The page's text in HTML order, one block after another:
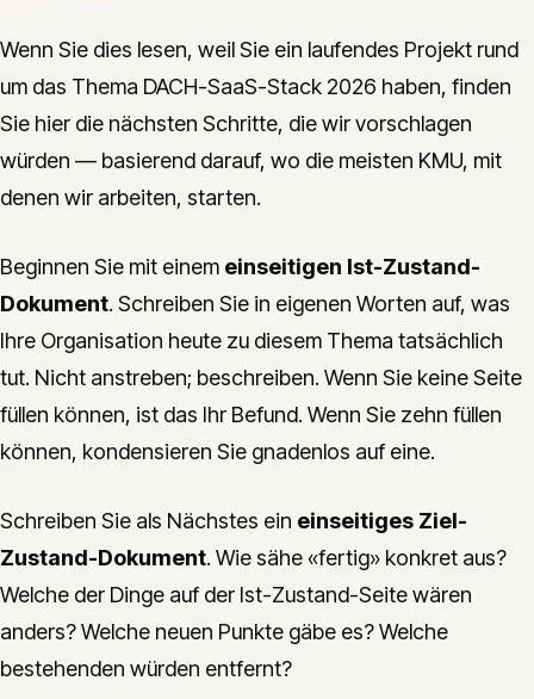
Wenn Sie dies lesen, weil Sie ein laufendes Projekt rund
um das Thema DACH-SaaS-Stack 2026 haben, finden
Sie hier die nächsten Schritte, die wir vorschlagen
würden — basierend darauf, wo die meisten KMU, mit
denen wir arbeiten, starten.
Beginnen Sie mit einem einseitigen Ist-Zustand-
Dokument. Schreiben Sie in eigenen Worten auf, was
Ihre Organisation heute zu diesem Thema tatsächlich
tut. Nicht anstreben; beschreiben. Wenn Sie keine Seite
füllen können, ist das Ihr Befund. Wenn Sie zehn füllen
können, kondensieren Sie gnadenlos auf eine.
Schreiben Sie als Nächstes ein einseitiges Ziel-
Zustand-Dokument. Wie sähe «fertig» konkret aus?
Welche der Dinge auf der Ist-Zustand-Seite wären
anders? Welche neuen Punkte gäbe es? Welche
bestehenden würden entfernt?